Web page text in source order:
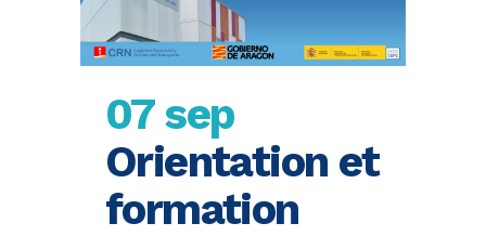
07 sep
Orientation et
formation